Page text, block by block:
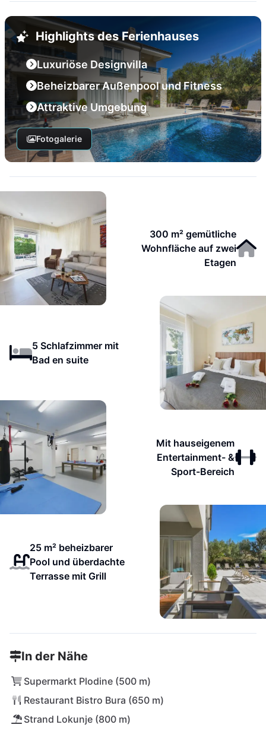
Highlights des Ferienhauses
Luxuriöse Designvilla
Beheizbarer Außenpool und Fitness
Attraktive Umgebung
Fotogalerie
300 m² gemütliche
Wohnfläche auf zwei
Etagen
5 Schlafzimmer mit
Bad en suite
Mit hauseigenem
Entertainment- &
Sport-Bereich
25 m² beheizbarer
Pool und überdachte
Terrasse mit Grill
In der Nähe
Supermarkt Plodine (500 m)
Restaurant Bistro Bura (650 m)
Strand Lokunje (800 m)